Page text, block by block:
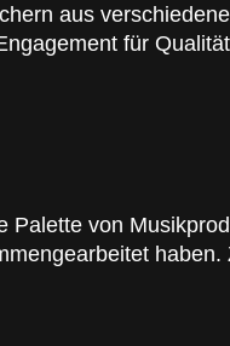
aus
für
Palette von